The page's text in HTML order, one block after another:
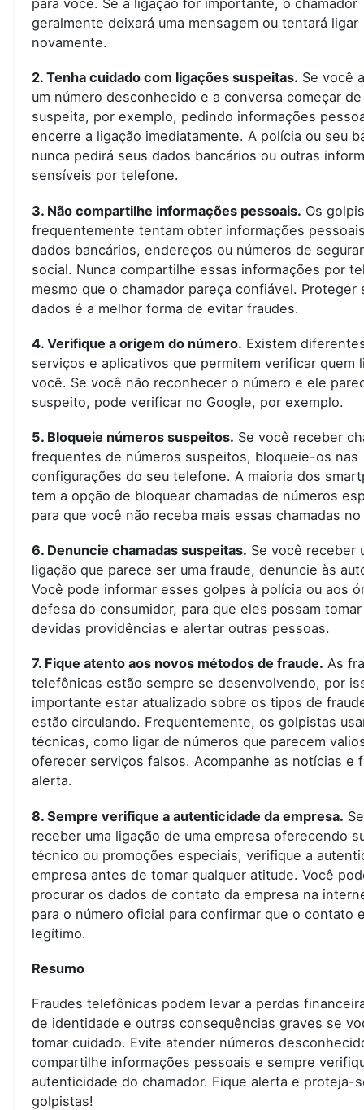
para você. Se a ligação for importante, o chamador
geralmente deixará uma mensagem ou tentará ligar
novamente.
2. Tenha cuidado com ligações suspeitas. Se você
um número desconhecido e a conversa começar
suspeita, por exemplo, pedindo informações
encerre a ligação imediatamente. A polícia ou seu
nunca pedirá seus dados bancários ou outras
sensíveis por telefone.
3. Não compartilhe informações pessoais. Os
frequentemente tentam obter informações
dados bancários, endereços ou números de
social. Nunca compartilhe essas informações por
mesmo que o chamador pareça confiável. Proteger
dados é a melhor forma de evitar fraudes.
4. Verifique a origem do número. Existem
serviços e aplicativos que permitem verificar quem
você. Se você não reconhecer o número e ele
suspeito, pode verificar no Google, por exemplo.
5. Bloqueie números suspeitos. Se você receber
frequentes de números suspeitos, bloqueie-os nas
configurações do seu telefone. A maioria dos
tem a opção de bloquear chamadas de números
para que você não receba mais essas chamadas
6. Denuncie chamadas suspeitas. Se você receber
ligação que parece ser uma fraude, denuncie às
Você pode informar esses golpes à polícia ou aos
defesa do consumidor, para que eles possam tomar
devidas providências e alertar outras pessoas.
7. Fique atento aos novos métodos de fraude. As
telefônicas estão sempre se desenvolvendo, por
importante estar atualizado sobre os tipos de
estão circulando. Frequentemente, os golpistas
técnicas, como ligar de números que parecem
oferecer serviços falsos. Acompanhe as notícias e
alerta.
8. Sempre verifique a autenticidade da empresa.
receber uma ligação de uma empresa oferecendo
técnico ou promoções especiais, verifique a
empresa antes de tomar qualquer atitude. Você
procurar os dados de contato da empresa na
para o número oficial para confirmar que o contato
legítimo.
Resumo
Fraudes telefônicas podem levar a perdas
de identidade e outras consequências graves se
tomar cuidado. Evite atender números
compartilhe informações pessoais e sempre
autenticidade do chamador. Fique alerta e proteja-
golpistas!